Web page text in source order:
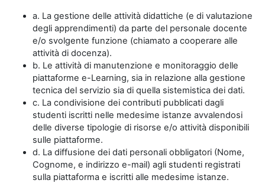
a. La gestione delle attività didattiche (e di valutazione
degli apprendimenti) da parte del personale docente
e/o svolgente funzione (chiamato a cooperare alle
attività di docenza).
b. Le attività di manutenzione e monitoraggio delle
piattaforme e-Learning, sia in relazione alla gestione
tecnica del servizio sia di quella sistemistica dei dati.
c. La condivisione dei contributi pubblicati dagli
studenti iscritti nelle medesime istanze avvalendosi
delle diverse tipologie di risorse e/o attività disponibili
sulle piattaforme.
d. La diffusione dei dati personali obbligatori (Nome,
Cognome, e indirizzo e-mail) agli studenti registrati
sulla piattaforma e iscritti alle medesime istanze.